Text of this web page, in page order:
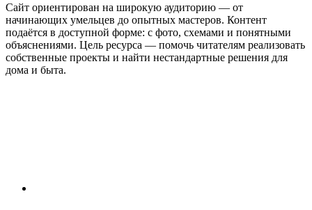
Сайт ориентирован на широкую аудиторию — от
начинающих умельцев до опытных мастеров. Контент
подаётся в доступной форме: с фото, схемами и понятными
объяснениями. Цель ресурса — помочь читателям реализовать
собственные проекты и найти нестандартные решения для
дома и быта.